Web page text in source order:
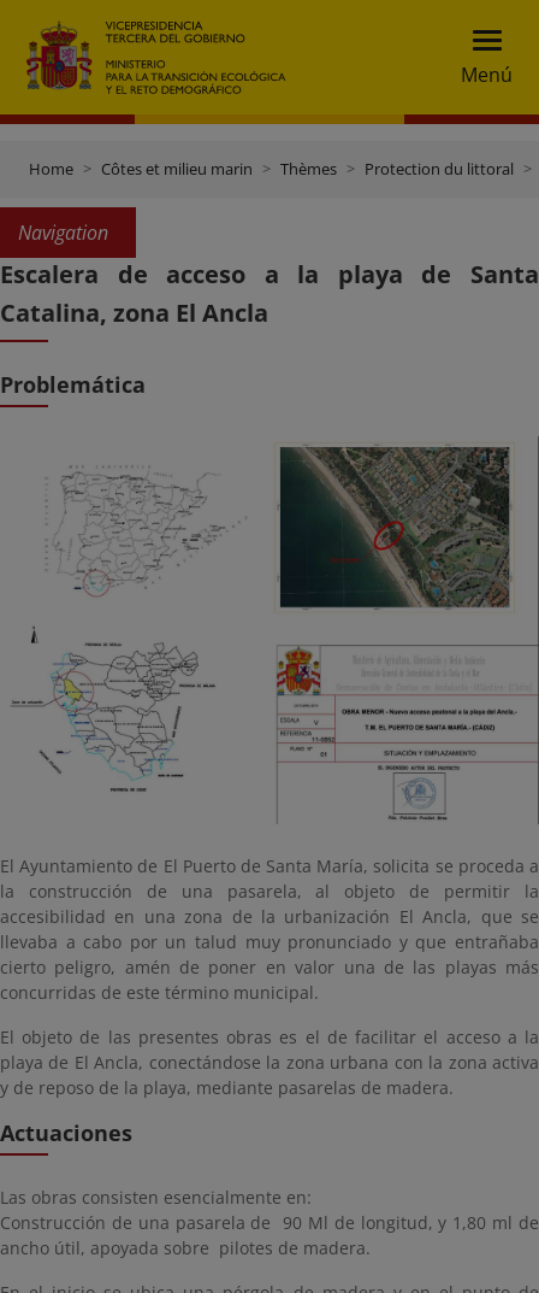
Menú
Home Côtes et milieu marin Thèmes Protection du littoral
Navigation
Escalera de acceso a la playa de Santa
Catalina, zona El Ancla
Problemática
El Ayuntamiento de El Puerto de Santa María, solicita se proceda a
la construcción de una pasarela, al objeto de permitir la
accesibilidad en una zona de la urbanización El Ancla, que se
llevaba a cabo por un talud muy pronunciado y que entrañaba
cierto peligro, amén de poner en valor una de las playas más
concurridas de este término municipal.
El objeto de las presentes obras es el de facilitar el acceso a la
playa de El Ancla, conectándose la zona urbana con la zona activa
y de reposo de la playa, mediante pasarelas de madera.
Actuaciones
Las obras consisten esencialmente en:
Construcción de una pasarela de 90 Ml de longitud, y 1,80 ml de
ancho útil, apoyada sobre pilotes de madera.